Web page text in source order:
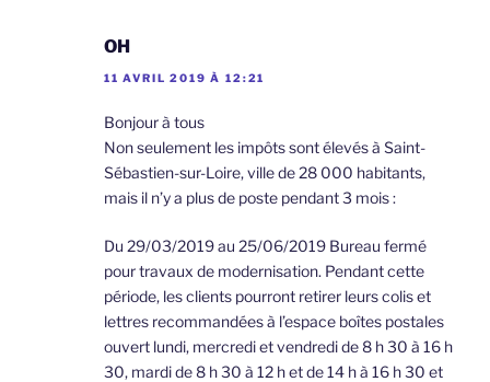
OH
11 AVRIL 2019 À 12:21
Bonjour à tous
Non seulement les impôts sont élevés à Saint-
Sébastien-sur-Loire, ville de 28 000 habitants,
mais il n’y a plus de poste pendant 3 mois :
Du 29/03/2019 au 25/06/2019 Bureau fermé
pour travaux de modernisation. Pendant cette
période, les clients pourront retirer leurs colis et
lettres recommandées à l’espace boîtes postales
ouvert lundi, mercredi et vendredi de 8 h 30 à 16 h
30, mardi de 8 h 30 à 12 h et de 14 h à 16 h 30 et